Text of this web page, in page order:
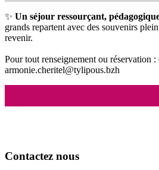
✨ Un séjour ressourçant,
grands repartent avec des souvenirs
revenir.
Pour tout renseignement ou réservation
armonie.cheritel@tylipous.bzh
Contactez nous